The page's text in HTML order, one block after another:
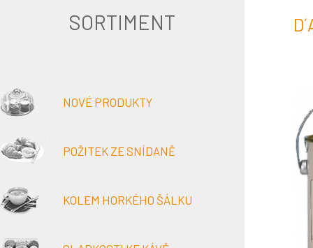
SORTIMENT
NOVÉ PRODUKTY
POŽITEK ZE SNÍDANĚ
KOLEM HORKÉHO ŠÁLKU